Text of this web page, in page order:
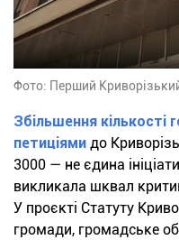
Фото: Перший
Збільшення кількості
петиціями до
3000 — не єдина
викликала шквал
У проєкті Статуту
громади, громадське